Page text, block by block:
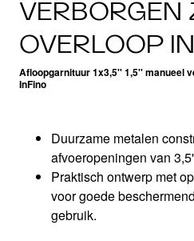
VERBORGEN
OVERLOOP
Afloopgarnituur 1x3,5'' 1,5'' manueel
InFino
Duurzame metalen
afvoeropeningen van
Praktisch ontwerp met
voor goede
gebruik.